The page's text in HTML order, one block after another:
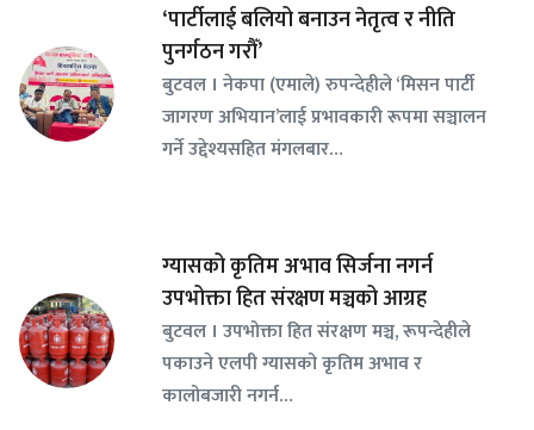
‘पार्टीलाई बलियो बनाउन नेतृत्व र नीति
पुनर्गठन गरौँ’
बुटवल । नेकपा (एमाले) रुपन्देहीले ‘मिसन पार्टी
जागरण अभियान’लाई प्रभावकारी रूपमा सञ्चालन
गर्ने उद्देश्यसहित मंगलबार…
ग्यासको कृतिम अभाव सिर्जना नगर्न
उपभोक्ता हित संरक्षण मञ्चको आग्रह
बुटवल । उपभोक्ता हित संरक्षण मञ्च, रूपन्देहीले
पकाउने एलपी ग्यासको कृतिम अभाव र
कालोबजारी नगर्न…